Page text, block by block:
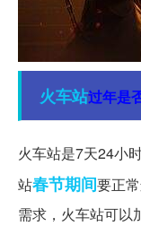
火车站过年是
火车站是7天24小
站春节期间要正
需求，火车站可以